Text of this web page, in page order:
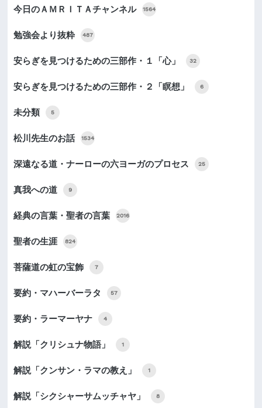
今日のＡＭＲＩＴＡチャンネル 1564
勉強会より抜粋 487
安らぎを見つけるための三部作・１「心」 32
安らぎを見つけるための三部作・２「瞑想」 6
未分類 5
松川先生のお話 1534
深遠なる道・ナーローの六ヨーガのプロセス 25
真我への道 9
経典の言葉・聖者の言葉 2016
聖者の生涯 824
菩薩道の虹の宝飾 7
要約・マハーバーラタ 57
要約・ラーマーヤナ 4
解説「クリシュナ物語」 1
解説「クンサン・ラマの教え」 1
解説「シクシャーサムッチャヤ」 8